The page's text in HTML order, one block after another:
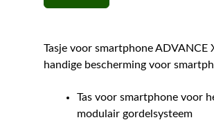
Tasje voor smartphone ADVANCE
handige bescherming voor
Tas voor smartphone voor
modulair gordelsysteem